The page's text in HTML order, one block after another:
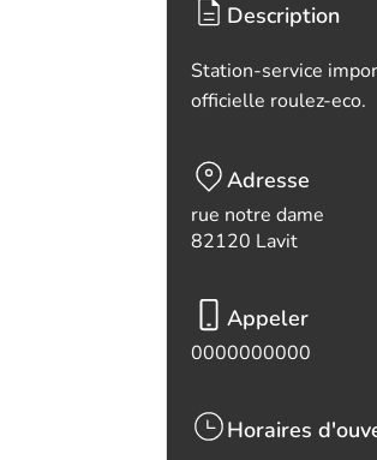
Description
Station-service
officielle roulez-eco.
Adresse
rue notre dame
82120 Lavit
Appeler
0000000000
Horaires